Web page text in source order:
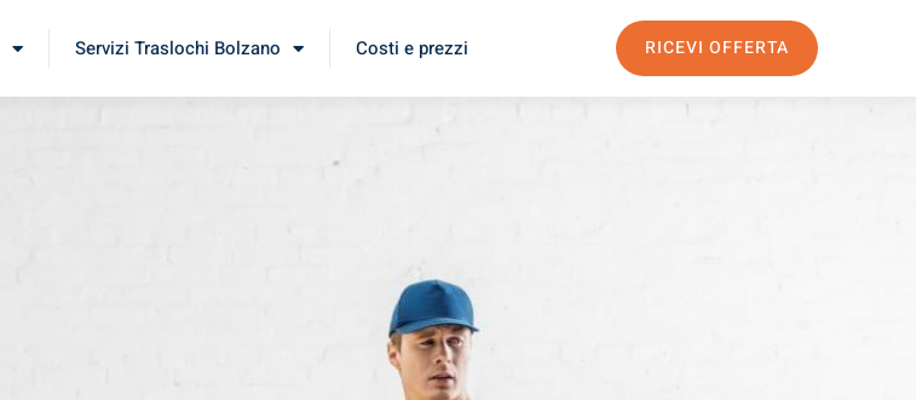
Servizi Traslochi Bolzano Costi e prezzi RICEVI OFFERTA